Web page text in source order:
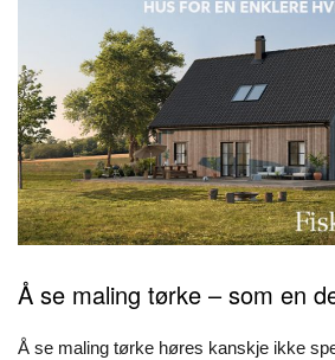
Å se maling tørke – som en
Å se maling tørke høres kanskje ikke